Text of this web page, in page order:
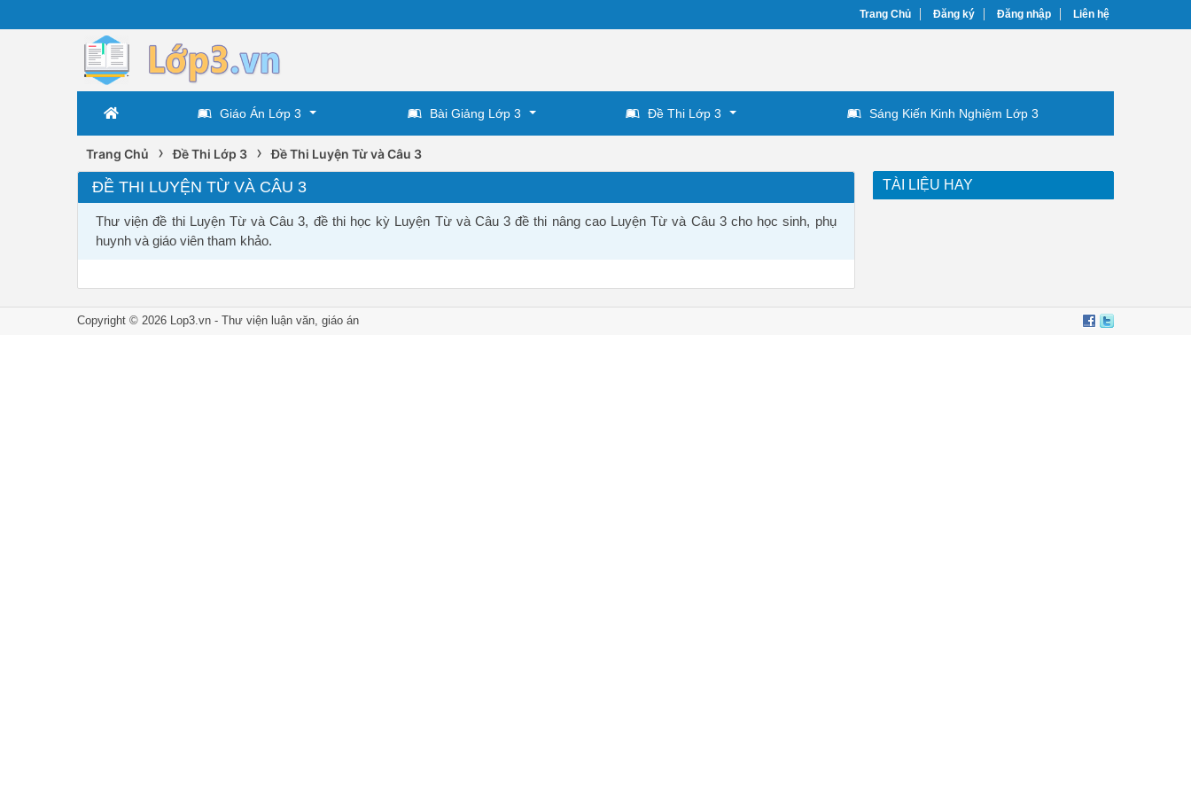
Trang Chủ Đăng ký Đăng nhập Liên hệ
Giáo Án Lớp 3 Bài Giảng Lớp 3 Đề Thi Lớp 3 Sáng Kiến Kinh Nghiệm Lớp 3
Trang Chủ › Đề Thi Lớp 3 › Đề Thi Luyện Từ và Câu 3
ĐỀ THI LUYỆN TỪ VÀ CÂU 3
Thư viện đề thi Luyện Từ và Câu 3, đề thi học kỳ Luyện Từ và Câu 3 đề thi nâng cao Luyện Từ và Câu 3 cho học sinh, phụ
huynh và giáo viên tham khảo.
TÀI LIỆU HAY
Copyright © 2026 Lop3.vn - Thư viện luận văn, giáo án